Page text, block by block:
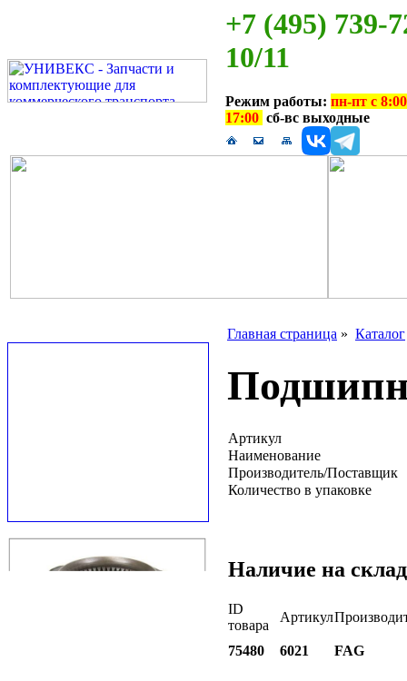
+7 (495) 739-
10/11
Режим работы: пн-пт с
17:00 сб-вс выходные
Главная страница » Каталог
Артикул
Наименование
Производитель/Поставщик
Количество в упаковке
Наличие на
ID
товара
Артикул
75480 6021 FAG